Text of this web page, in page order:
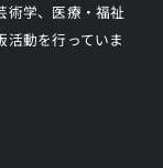
術学、医療・福祉
動を行っていま